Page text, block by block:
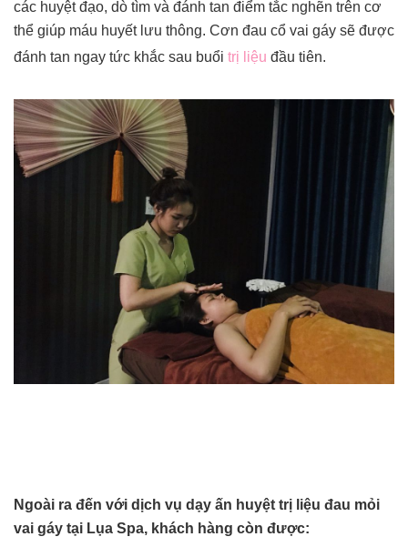
các huyệt đạo, dò tìm và đánh tan điểm tắc nghẽn trên cơ
thể giúp máu huyết lưu thông. Cơn đau cổ vai gáy sẽ được
đánh tan ngay tức khắc sau buổi trị liệu đầu tiên.
Ngoài ra đến với dịch vụ dạy ấn huyệt trị liệu đau mỏi
vai gáy tại Lụa Spa, khách hàng còn được: